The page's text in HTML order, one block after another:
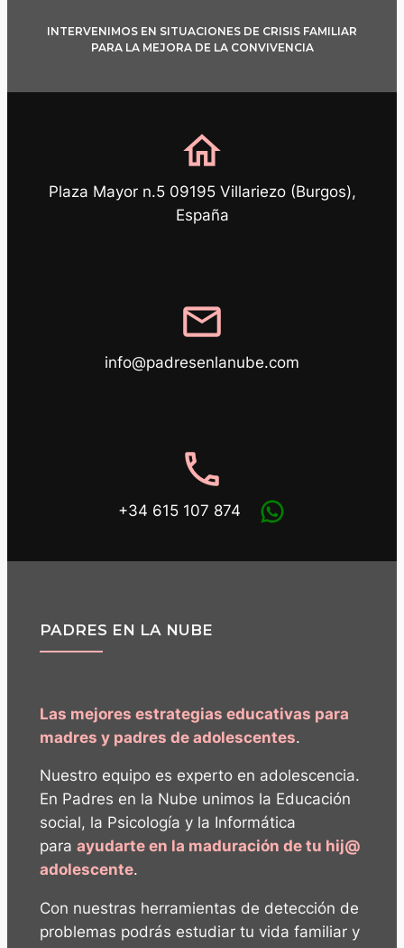
INTERVENIMOS EN SITUACIONES DE CRISIS FAMILIAR
PARA LA MEJORA DE LA CONVIVENCIA
home
Plaza Mayor n.5 09195 Villariezo (Burgos),
España
mail
info@padresenlanube.com
phone
+34 615 107 874
PADRES EN LA NUBE
Las mejores estrategias educativas para
madres y padres de adolescentes.
Nuestro equipo es experto en adolescencia.
En Padres en la Nube unimos la Educación
social, la Psicología y la Informática
para ayudarte en la maduración de tu hij@
adolescente.
Con nuestras herramientas de detección de
problemas podrás estudiar tu vida familiar y